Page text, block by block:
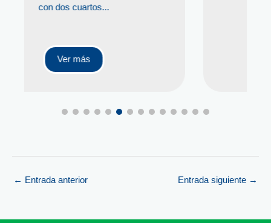
← Entrada anterior Entrada siguiente →